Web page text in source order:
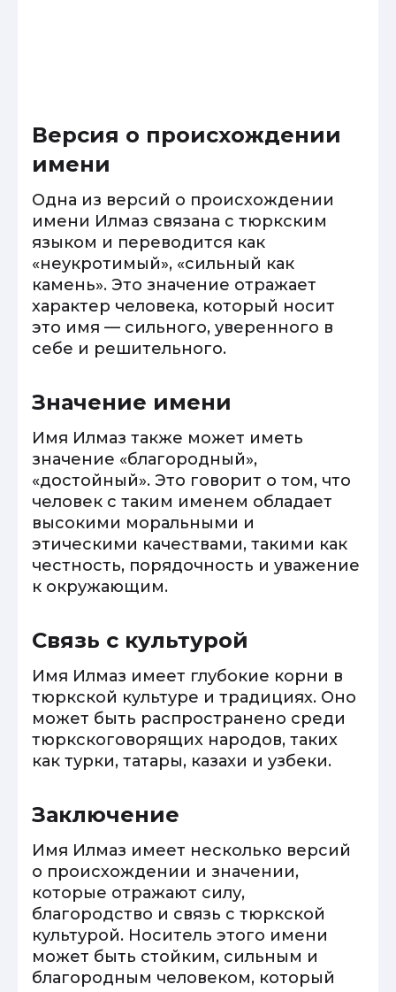
Версия о происхождении
имени
Одна из версий о происхождении
имени Илмаз связана с тюркским
языком и переводится как
«неукротимый», «сильный как
камень». Это значение отражает
характер человека, который носит
это имя — сильного, уверенного в
себе и решительного.
Значение имени
Имя Илмаз также может иметь
значение «благородный»,
«достойный». Это говорит о том, что
человек с таким именем обладает
высокими моральными и
этическими качествами, такими как
честность, порядочность и уважение
к окружающим.
Связь с культурой
Имя Илмаз имеет глубокие корни в
тюркской культуре и традициях. Оно
может быть распространено среди
тюркскоговорящих народов, таких
как турки, татары, казахи и узбеки.
Заключение
Имя Илмаз имеет несколько версий
о происхождении и значении,
которые отражают силу,
благородство и связь с тюркской
культурой. Носитель этого имени
может быть стойким, сильным и
благородным человеком, который